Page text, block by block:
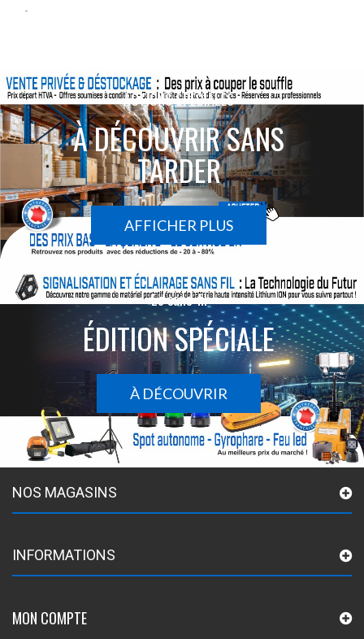
-
ACTIONS SPÉCIALES
À DÉCOUVRIR SANS
TARDER
AFFICHER PLUS
Le sans-fil
ÉDITION SPÉCIALE
À DÉCOUVRIR
NOS MAGASINS
INFORMATIONS
MON COMPTE